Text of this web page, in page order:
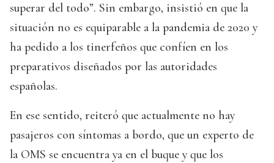
superar del todo”. Sin embargo, insistió en que la
situación no es equiparable a la pandemia de 2020 y
ha pedido a los tinerfeños que confíen en los
preparativos diseñados por las autoridades
españolas.
En ese sentido, reiteró que actualmente no hay
pasajeros con síntomas a bordo, que un experto de
la OMS se encuentra ya en el buque y que los